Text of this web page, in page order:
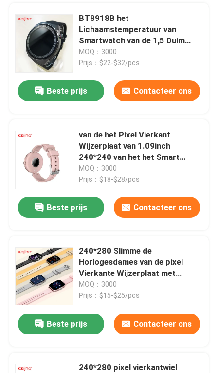
BT8918B het
Lichaamstemperatuur van
Smartwatch van de 1,5 Duim
Vierkante Wijzerplaat
MOQ：3000
Prijs：$22-$32/pcs
Beste prijs Contacteer ons
van de het Pixel Vierkant
Wijzerplaat van 1.09inch
240*240 van het het Smart
Watchbloed van de het
Bloedzuurstof van Presure Ce
MOQ：3000
Prijs：$18-$28/pcs
Beste prijs Contacteer ons
240*280 Slimme de
Horlogesdames van de pixel
Vierkante Wijzerplaat met
Bloeddruk
MOQ：3000
Prijs：$15-$25/pcs
Beste prijs Contacteer ons
240*280 pixel vierkantwiel